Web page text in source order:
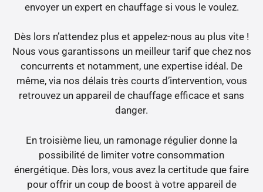
envoyer un expert en chauffage si vous le voulez.
Dès lors n’attendez plus et appelez-nous au plus vite !
Nous vous garantissons un meilleur tarif que chez nos
concurrents et notamment, une expertise idéal. De
même, via nos délais très courts d’intervention, vous
retrouvez un appareil de chauffage efficace et sans
danger.
En troisième lieu, un ramonage régulier donne la
possibilité de limiter votre consommation
énergétique. Dès lors, vous avez la certitude que faire
pour offrir un coup de boost à votre appareil de